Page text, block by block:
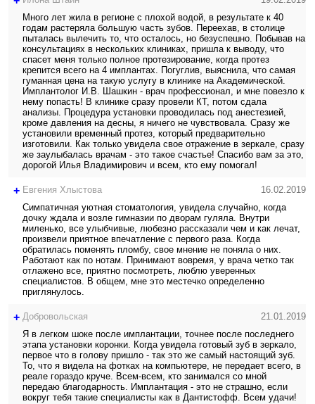
Много лет жила в регионе с плохой водой, в результате к 40
годам растеряла большую часть зубов. Переехав, в столице
пыталась вылечить то, что осталось, но безуспешно. Побывав на
консультациях в нескольких клиниках, пришла к выводу, что
спасет меня только полное протезирование, когда протез
крепится всего на 4 имплантах. Погуглив, выяснила, что самая
гуманная цена на такую услугу в клинике на Академической.
Имплантолог И.В. Шашкин - врач профессионал, и мне повезло к
нему попасть! В клинике сразу провели КТ, потом сдала
анализы. Процедура установки проводилась под анестезией,
кроме давления на десны, я ничего не чувствовала. Сразу же
установили временный протез, который предварительно
изготовили. Как только увидела свое отражение в зеркале, сразу
же заулыбалась врачам - это такое счастье! Спасибо вам за это,
дорогой Илья Владимирович и всем, кто ему помогал!
+ Евгения Хлыстова
16.02.2019
Симпатичная уютная стоматология, увидела случайно, когда
дочку ждала и возле гимназии по дворам гуляла. Внутри
миленько, все улыбчивые, любезно рассказали чем и как лечат,
произвели приятное впечатление с первого раза. Когда
обратилась поменять пломбу, свое мнение не поняла о них.
Работают как по нотам. Принимают вовремя, у врача четко так
отлажено все, приятно посмотреть, люблю уверенных
специалистов. В общем, мне это местечко определенно
приглянулось.
+ Добровольская
21.01.2019
Я в легком шоке после имплантации, точнее после последнего
этапа установки коронки. Когда увидела готовый зуб в зеркало,
первое что в голову пришло - так это же самый настоящий зуб.
То, что я видела на фотках на компьютере, не передает всего, в
реале гораздо круче. Всем-всем, кто занимался со мной
передаю благодарность. Имплантация - это не страшно, если
вокруг тебя такие специалисты как в Дантистофф. Всем удачи!